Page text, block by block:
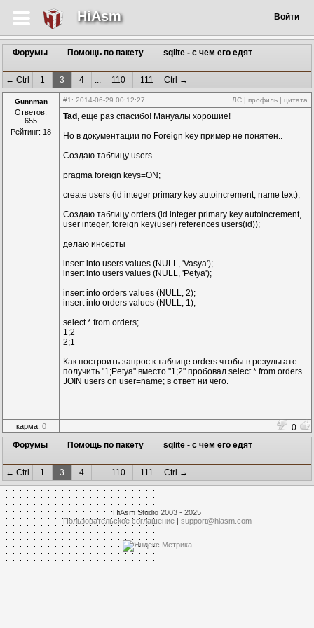
HiAsm Войти
Форумы Помощь по пакету sqlite - с чем его едят
← Ctrl 1 3 4 ... 110 111 Ctrl →
Gunnman
Ответов:
655
Рейтинг: 18
#1 : 2014-06-29 00:12:27 ЛС | профиль | цитата
Tad , еще раз спасибо! Мануалы хорошие!
Но в документации по Foreign key пример не понятен..
Создаю таблицу users
pragma foreign keys=ON;
create users (id integer primary key autoincrement, name text);
Создаю таблицу orders (id integer primary key autoincrement,
user integer, foreign key(user) references users(id));
делаю инсерты
insert into users values (NULL, 'Vasya');
insert into users values (NULL, 'Petya');
insert into orders values (NULL, 2);
insert into orders values (NULL, 1);
select * from orders;
1;2
2;1
Как построить запрос к таблице orders чтобы в результате
получить "1;Petya" вместо "1;2" пробовал select * from orders
JOIN users on user=name; в ответ ни чего.
карма: 0
0
Форумы
Помощь по пакету sqlite - с чем его едят
← Ctrl 1 3 4 ... 110 111 Ctrl →
HiAsm Studio 2003 - 2025
Пользовательское соглашение| support@hiasm.com